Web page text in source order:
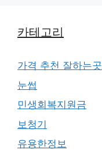
카테고리
가격 추천 잘하는곳
눈썹
민생회복지원금
보청기
유용한정보